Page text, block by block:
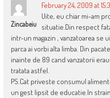
Zincabeiu
February 24, 2009 at
Uite, eu chiar mi-am
situatie.Din respect
intr-un magazin , vanzatoarea se
parca ai vorbi alta limba. Din
inainte de 89 cand vanzatorii
tratata astfel.
PS.Cat priveste consumul
un gest lipsit de educatie.In